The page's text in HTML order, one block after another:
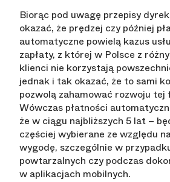
Biorąc pod uwagę przepisy
okazać, że prędzej czy później
automatyczne powielą kazus
zapłaty, z której w Polsce z
klienci nie korzystają
jednak i tak okazać, że to sami
pozwolą zahamować rozwoju tej
Wówczas płatności
że w ciągu najbliższych 5 lat –
częściej wybierane ze względu
wygodę, szczególnie w
powtarzalnych czy podczas
w aplikacjach mobilnych.